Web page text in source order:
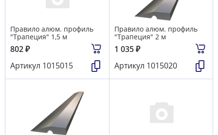
Правило алюм. профиль
"Трапеция" 1,5 м
802₽
Артикул 1015015
Правило алюм. профиль
"Трапеция" 2 м
1 035₽
Артикул 1015020